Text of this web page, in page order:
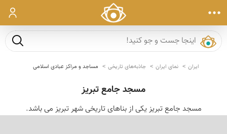
ورود
جست و
ایران نمای ایران جاذبه‌های تاریخی مساجد و مراکز عبادی اسلامی
مسجد جامع تبریز
مسجد جامع تبریز یكی از بناهای تاریخی شهر تبریز می باشد.